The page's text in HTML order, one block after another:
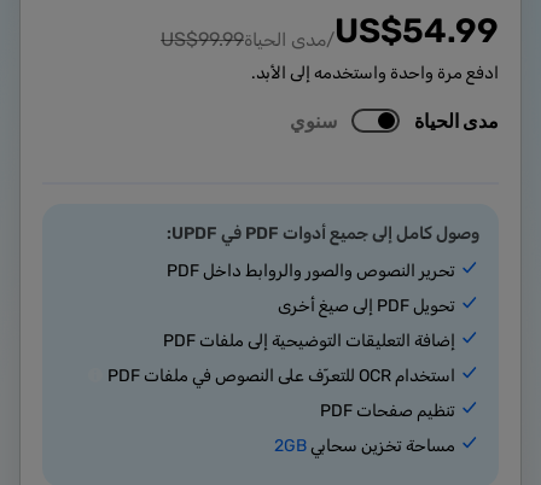
US$54.99 /مدى الحياة US$99.99
ادفع مرة واحدة واستخدمه إلى الأبد.
سنوي مدى الحياة
وصول كامل إلى جميع أدوات PDF في UPDF:
تحرير النصوص والصور والروابط داخل PDF
تحويل PDF إلى صيغ أخرى
إضافة التعليقات التوضيحية إلى ملفات PDF
استخدام OCR للتعرّف على النصوص في ملفات PDF
تنظيم صفحات PDF
مساحة تخزين سحابي2GB